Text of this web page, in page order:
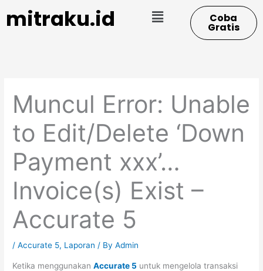
mitraku.id Menu Coba
Gratis
Muncul Error: Unable
to Edit/Delete ‘Down
Payment xxx’…
Invoice(s) Exist –
Accurate 5
/Accurate 5, Laporan / ByAdmin
Ketika menggunakanAccurate 5 untuk mengelola transaksi